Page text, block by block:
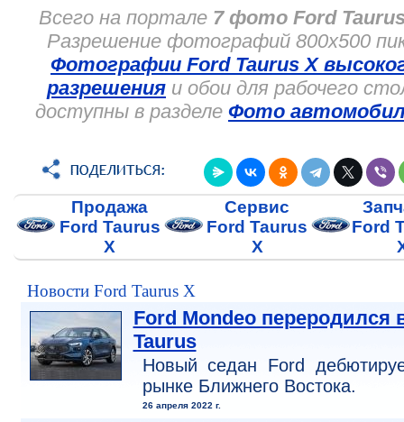
Всего на портале 7 фото Ford
Разрешение фотографий 800x500
Фотографии Ford Taurus X
разрешения и обои для рабочего
доступны в разделе Фото
Продажа
Ford Taurus
X
Сервис
Ford Taurus
X
Ford
Новости Ford Taurus X
Ford Mondeo переродился
Taurus
Новый седан Ford
рынке Ближнего Востока.
26 апреля 2022 г.